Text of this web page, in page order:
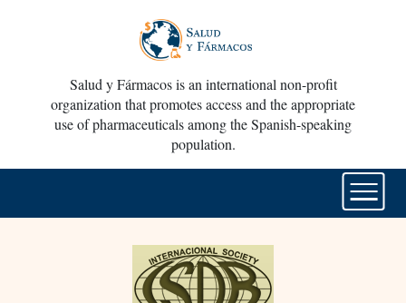
Salud y Fármacos is an international non-profit
organization that promotes access and the appropriate
use of pharmaceuticals among the Spanish-speaking
population.